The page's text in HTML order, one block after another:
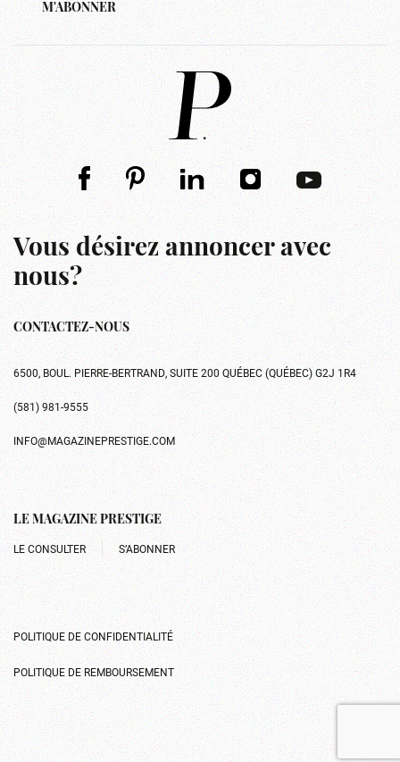
M'ABONNER
Vous désirez annoncer avec
nous?
CONTACTEZ-NOUS
6500, BOUL. PIERRE-BERTRAND, SUITE 200 QUÉBEC (QUÉBEC) G2J 1R4
(581) 981-9555
INFO@MAGAZINEPRESTIGE.COM
LE MAGAZINE PRESTIGE
LE CONSULTER S’ABONNER
POLITIQUE DE CONFIDENTIALITÉ
POLITIQUE DE REMBOURSEMENT